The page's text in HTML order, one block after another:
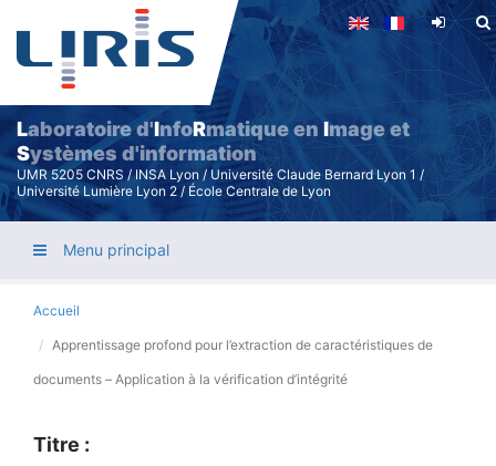
Aller
contenu
principal
Laboratoire d'InfoRmatique enImage et
Systèmes d'information
UMR 5205 CNRS / INSA Lyon / Université Claude Bernard Lyon 1 /
Université Lumière Lyon 2 / École Centrale de Lyon
Menu principal
Accueil
Apprentissage profond pour l’extraction de caractéristiques de
documents – Application à la vérification d’intégrité
Titre :